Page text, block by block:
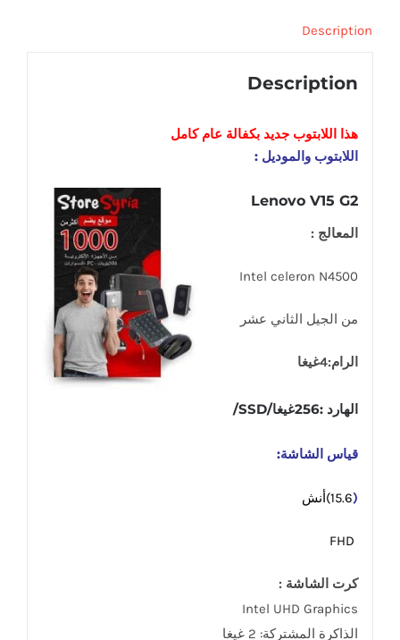
Description
Description
هذا اللابتوب جديد بكفالة عام كامل
اللابتوب والموديل :
Lenovo V15 G2
المعالج :
Intel celeron N4500
من الجيل الثاني عشر
الرام:4غيغا
الهارد :256غيغا/SSD/
قياس الشاشة:
(15.6)أنش
كرت الشاشة :
Intel UHD Graphics
الذاكرة المشتركة: 2 غيغا